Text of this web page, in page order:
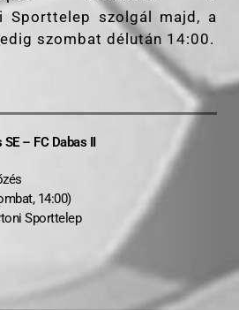
Sporttelep szolgál majd, a
szombat délután 14:00.
– FC Dabas II
14:00)
Sporttelep